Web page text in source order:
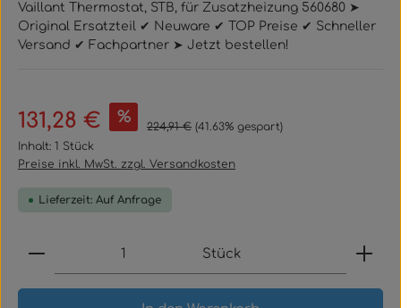
Vaillant Thermostat, STB, für Zusatzheizung 560680 ➤
Original Ersatzteil ✔ Neuware ✔ TOP Preise ✔ Schneller
Versand ✔ Fachpartner ➤ Jetzt bestellen!
Verkaufspreis:
131,28 € % Regulärer Preis:
224,91 € (41.63% gespart)
Inhalt: 1 Stück
Preise inkl. MwSt. zzgl. Versandkosten
Lieferzeit: Auf Anfrage
Produkt Anzahl: Gib den gewünschten Wert
Stück